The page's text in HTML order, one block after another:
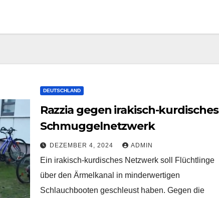
DEUTSCHLAND
Razzia gegen irakisch-kurdisches
Schmuggelnetzwerk
DEZEMBER 4, 2024 ADMIN
Ein irakisch-kurdisches Netzwerk soll Flüchtlinge
über den Ärmelkanal in minderwertigen
Schlauchbooten geschleust haben. Gegen die